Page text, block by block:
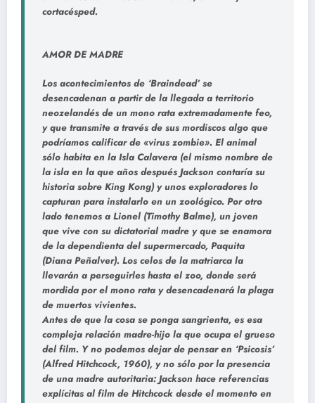
cortacésped.
AMOR DE MADRE
Los acontecimientos de ‘Braindead’ se
desencadenan a partir de la llegada a territorio
neozelandés de un mono rata extremadamente feo,
y que transmite a través de sus mordiscos algo que
podríamos calificar de «virus zombie». El animal
sólo habita en la Isla Calavera (el mismo nombre de
la isla en la que años después Jackson contaría su
historia sobre King Kong) y unos exploradores lo
capturan para instalarlo en un zoológico. Por otro
lado tenemos a Lionel (Timothy Balme), un joven
que vive con su dictatorial madre y que se enamora
de la dependienta del supermercado, Paquita
(Diana Peñalver). Los celos de la matriarca la
llevarán a perseguirles hasta el zoo, donde será
mordida por el mono rata y desencadenará la plaga
de muertos vivientes.
Antes de que la cosa se ponga sangrienta, es esa
compleja relación madre-hijo la que ocupa el grueso
del film. Y no podemos dejar de pensar en ‘Psicosis’
(Alfred Hitchcock, 1960), y no sólo por la presencia
de una madre autoritaria: Jackson hace referencias
explícitas al film de Hitchcock desde el momento en